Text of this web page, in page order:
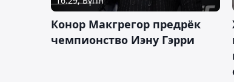
Конор Макгрегор предрёк
чемпионство Иэну Гэрри